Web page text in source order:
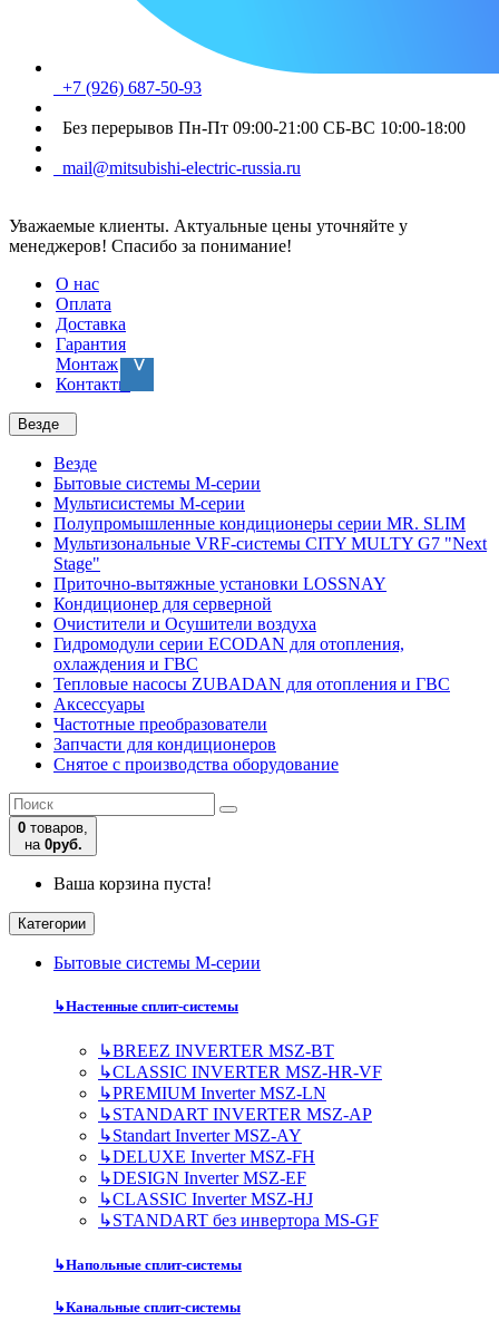
+7 (926) 687-50-93
Без перерывов Пн-Пт 09:00-21:00 СБ-ВС 10:00-18:00
mail@mitsubishi-electric-russia.ru
Уважаемые клиенты. Актуальные цены уточняйте у
менеджеров! Спасибо за понимание!
О нас
Оплата
Доставка
Гарантия
Монтаж
Контакты
Везде
Везде
Бытовые системы M-серии
Мультисистемы M-серии
Полупромышленные кондиционеры серии MR. SLIM
Мультизональные VRF-системы CITY MULTY G7 "Next
Stage"
Приточно-вытяжные установки LOSSNAY
Кондиционер для серверной
Очистители и Осушители воздуха
Гидромодули серии ECODAN для отопления,
охлаждения и ГВС
Тепловые насосы ZUBADAN для отопления и ГВС
Аксесcуары
Частотные преобразователи
Запчасти для кондиционеров
Снятое с производства оборудование
0 товаров,
на 0руб.
Ваша корзина пуста!
Категории
Бытовые системы M-серии
↳Настенные сплит-системы
↳BREEZ INVERTER MSZ-BT
↳CLASSIC INVERTER MSZ-HR-VF
↳PREMIUM Inverter MSZ-LN
↳STANDART INVERTER MSZ-AP
↳Standart Inverter MSZ-AY
↳DELUXE Inverter MSZ-FH
↳DESIGN Inverter MSZ-EF
↳CLASSIC Inverter MSZ-HJ
↳STANDART без инвертора MS-GF
↳Напольные сплит-системы
↳Канальные сплит-системы